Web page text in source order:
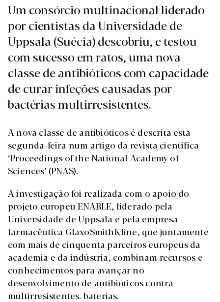
Um consórcio multinacional liderado
por cientistas da Universidade de
Uppsala (Suécia) descobriu, e testou
com sucesso em ratos, uma nova
classe de antibióticos com capacidade
de curar infeções causadas por
bactérias multirresistentes.
A nova classe de antibióticos é descrita esta
segunda-feira num artigo da revista científica
‘Proceedings of the National Academy of
Sciences’ (PNAS).
A investigação foi realizada com o apoio do
projeto europeu ENABLE, liderado pela
Universidade de Uppsala e pela empresa
farmacêutica GlaxoSmithKline, que juntamente
com mais de cinquenta parceiros europeus da
academia e da indústria, combinam recursos e
conhecimentos para avançar no
desenvolvimento de antibióticos contra
multirresistentes. baterias.